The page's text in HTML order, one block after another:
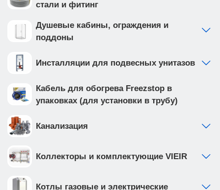
стали и фитинг
Душевые кабины, ограждения и
поддоны
Инсталляции для подвесных унитазов
Кабель для обогрева Freezstop в
упаковках (для установки в трубу)
Канализация
Коллекторы и комплектующие VIEIR
Котлы газовые и электрические